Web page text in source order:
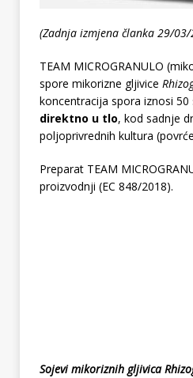
(Zadnja izmjena članka 29/
TEAM MICROGRANULO
spore mikorizne gljivice
koncentracija spora iznosi
direktno u tlo, kod sadnje
poljoprivrednih kultura
Preparat TEAM
proizvodnji (EC 848/2018).
Sojevi mikoriznih gljivica